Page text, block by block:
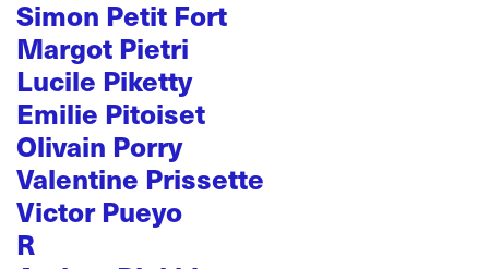
Simon Petit Fort
Margot Pietri
Lucile Piketty
Emilie Pitoiset
Olivain Porry
Valentine Prissette
Victor Pueyo
R